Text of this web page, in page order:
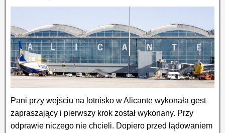
Pani przy wejściu na lotnisko w Alicante wykonała gest
zapraszający i pierwszy krok został wykonany. Przy
odprawie niczego nie chcieli. Dopiero przed lądowaniem